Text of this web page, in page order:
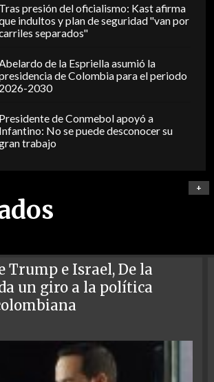
Tras presión del oficialismo: Kast afirma
indultos y plan de seguridad "van por
separados"
de la Espriella asumió la
de Colombia para el periodo
2026-2030
Presidente de Conmebol apoyó a
Infantino: No se puede desconocer su
trabajo
+
Trump e Israel, De la
un giro a la política